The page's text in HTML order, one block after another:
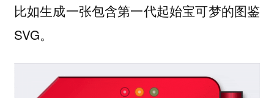
比如生成一张包含第一代起始宝可梦的图鉴
SVG。